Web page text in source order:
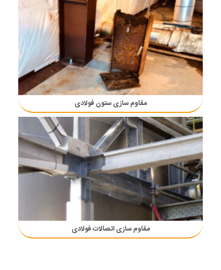
مقاوم سازی ستون فولادی
مقاوم سازی اتصالات فولادی